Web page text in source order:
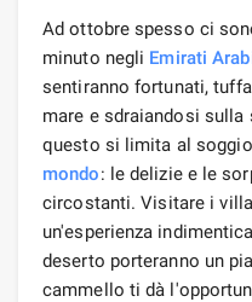
Ad ottobre spesso ci
minuto negli Emirati
sentiranno fortunati,
mare e sdraiandosi
questo si limita al
mondo: le delizie e le
circostanti. Visitare i
un'esperienza
deserto porteranno un
cammello ti dà